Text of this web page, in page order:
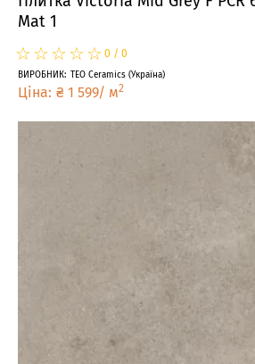
Mat 1
☆
★☆
★☆
★☆
★☆
★ 0 / 0
ВИРОБНИК: TEO Ceramics (Україна)
Ціна: ₴ 1 599/ м2